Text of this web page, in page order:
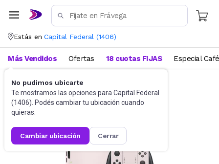
Estás en Capital Federal (1406)
No pudimos ubicarte
Te mostramos las opciones para Capital Federal
(1406). Podés cambiar tu ubicación cuando
quieras.
cambiar ubicación cerrar
Más Vendidos Ofertas 18 cuotas FIJAS Especial Café
Videojuegos Accesorios